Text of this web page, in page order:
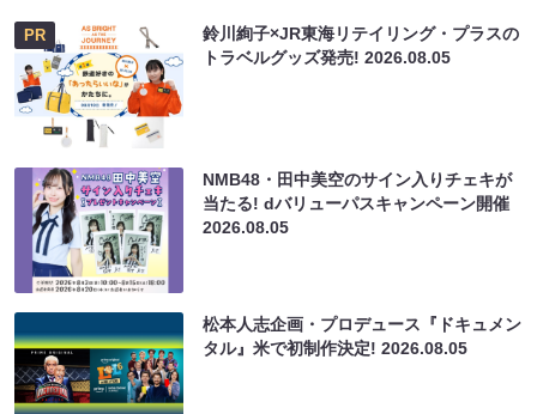
PR
鈴川絢子×JR東海リテイリング・プラスの
トラベルグッズ発売!2026.08.05
NMB48・田中美空のサイン入りチェキが
当たる! dバリューパスキャンペーン開催
2026.08.05
松本人志企画・プロデュース『ドキュメン
タル』米で初制作決定!2026.08.05